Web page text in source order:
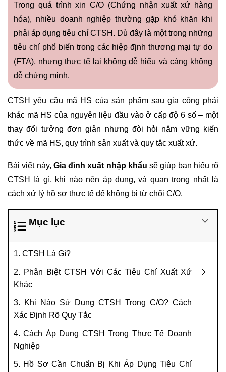
Trong quá trình xin C/O (Chứng nhận xuất xứ hàng
hóa), nhiều doanh nghiệp thường gặp khó khăn khi
phải áp dụng tiêu chí CTSH. Dù đây là một trong những
tiêu chí phổ biến trong các hiệp định thương mại tự do
(FTA), nhưng thực tế lại không dễ hiểu và càng không
dễ chứng minh.
CTSH yêu cầu mã HS của sản phẩm sau gia công phải
khác mã HS của nguyên liệu đầu vào ở cấp độ 6 số – một
thay đổi tưởng đơn giản nhưng đòi hỏi nắm vững kiến
thức về mã HS, quy trình sản xuất và quy tắc xuất xứ.
Bài viết này, Gia đình xuất nhập khẩu sẽ giúp bạn hiểu rõ
CTSH là gì, khi nào nên áp dụng, và quan trọng nhất là
cách xử lý hồ sơ thực tế để không bị từ chối C/O.
Mục lục
1. CTSH Là Gì?
2. Phân Biệt CTSH Với Các Tiêu Chí Xuất Xứ
Khác
3. Khi Nào Sử Dụng CTSH Trong C/O? Cách
Xác Định Rõ Quy Tắc
4. Cách Áp Dụng CTSH Trong Thực Tế Doanh
Nghiệp
5. Hồ Sơ Cần Chuẩn Bị Khi Áp Dụng Tiêu Chí